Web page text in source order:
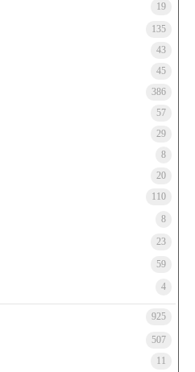
19
135
43
45
386
57
29
8
20
110
8
23
59
4
925
507
11